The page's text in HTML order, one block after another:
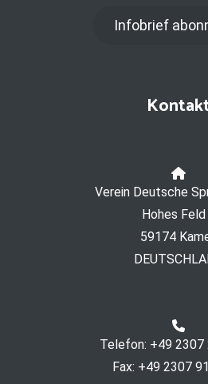
Infobrief
Verein Deutsche
Hohes Feld
59174
Telefon: +49 2307
Fax: +49 2307